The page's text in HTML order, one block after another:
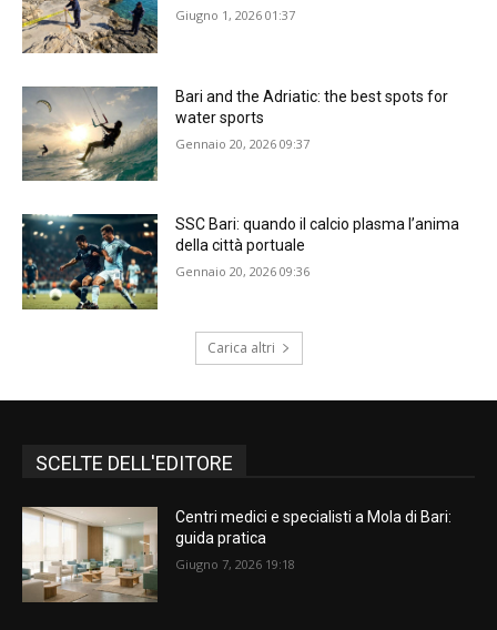
Giugno 1, 2026 01:37
Bari and the Adriatic: the best spots for
water sports
Gennaio 20, 2026 09:37
SSC Bari: quando il calcio plasma l’anima
della città portuale
Gennaio 20, 2026 09:36
Carica altri
SCELTE DELL'EDITORE
Centri medici e specialisti a Mola di Bari:
guida pratica
Giugno 7, 2026 19:18